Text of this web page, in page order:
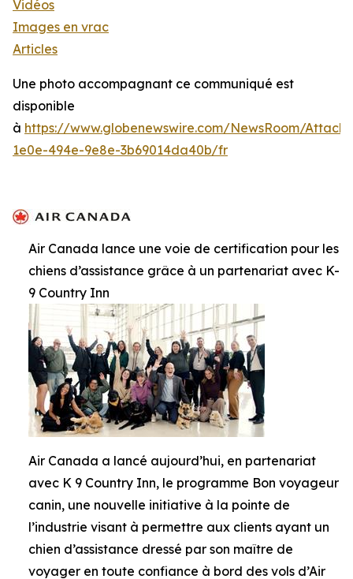
Vidéos
Images en vrac
Articles
Une photo accompagnant ce communiqué est
disponible
à https://www.globenewswire.com/NewsRoom/
1e0e-494e-9e8e-3b69014da40b/fr
Air Canada lance une voie de certification pour les
chiens d’assistance grâce à un partenariat avec K-
9 Country Inn
Air Canada a lancé aujourd’hui, en partenariat
avec K 9 Country Inn, le programme Bon voyageur
canin, une nouvelle initiative à la pointe de
l’industrie visant à permettre aux clients ayant un
chien d’assistance dressé par son maître de
voyager en toute confiance à bord des vols d’Air